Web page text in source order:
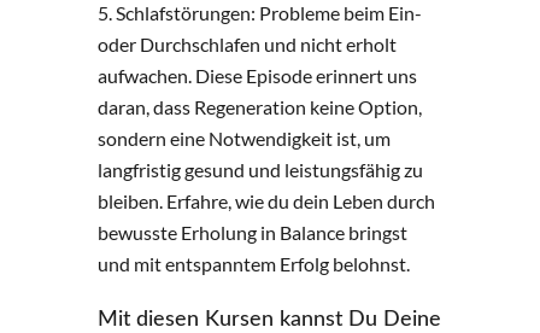
Schlafstörungen: Probleme beim Ein-
oder Durchschlafen und nicht erholt
aufwachen. Diese Episode erinnert uns
daran, dass Regeneration keine Option,
sondern eine Notwendigkeit ist, um
langfristig gesund und leistungsfähig zu
bleiben. Erfahre, wie du dein Leben durch
bewusste Erholung in Balance bringst
und mit entspanntem Erfolg belohnst.
Mit diesen Kursen kannst Du Deine